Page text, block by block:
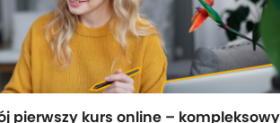
pierwszy kurs online – kompleksowy